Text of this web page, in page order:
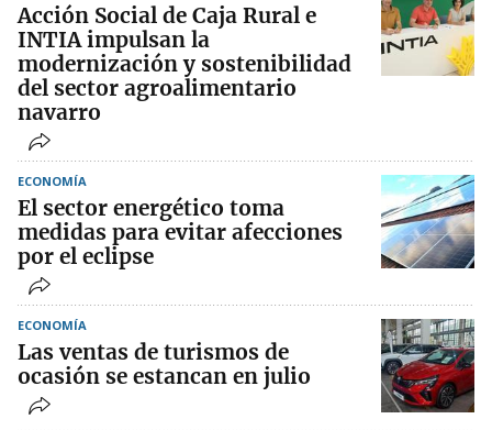
Acción Social de Caja Rural e
INTIA impulsan la
modernización y sostenibilidad
del sector agroalimentario
navarro
ECONOMÍA
El sector energético toma
medidas para evitar afecciones
por el eclipse
ECONOMÍA
Las ventas de turismos de
ocasión se estancan en julio